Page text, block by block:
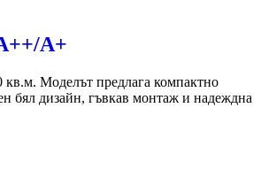
А+
Моделът предлага компактно
бял дизайн, гъвкав монтаж и надеждна